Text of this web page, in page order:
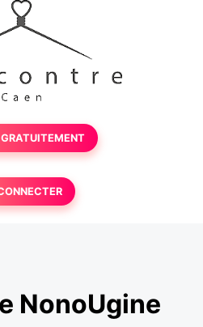
NonoUgine